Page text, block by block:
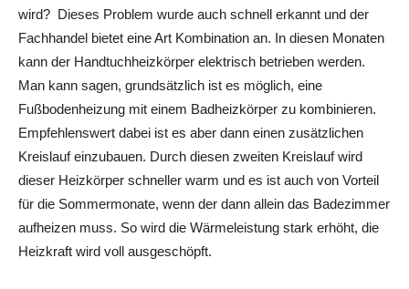
wird? Dieses Problem wurde auch schnell erkannt und der
Fachhandel bietet eine Art Kombination an. In diesen Monaten
kann der Handtuchheizkörper elektrisch betrieben werden.
Man kann sagen, grundsätzlich ist es möglich, eine
Fußbodenheizung mit einem Badheizkörper zu kombinieren.
Empfehlenswert dabei ist es aber dann einen zusätzlichen
Kreislauf einzubauen. Durch diesen zweiten Kreislauf wird
dieser Heizkörper schneller warm und es ist auch von Vorteil
für die Sommermonate, wenn der dann allein das Badezimmer
aufheizen muss. So wird die Wärmeleistung stark erhöht, die
Heizkraft wird voll ausgeschöpft.